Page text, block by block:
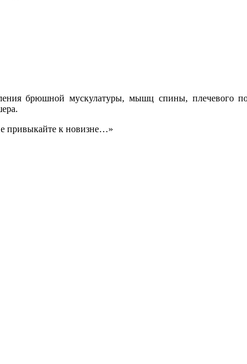
брюшной мускулатуры, мышц спины, плечевого
привыкайте к новизне…»